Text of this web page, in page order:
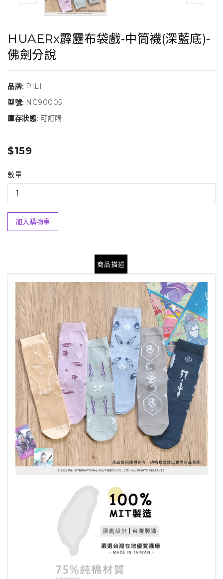
HUAERx霹靂布袋戲-中筒襪(深藍底)-
佛劍分說
品牌: PILI
型號: NG90005
庫存狀態: 可訂購
$159
數量
加入購物車
商品描述